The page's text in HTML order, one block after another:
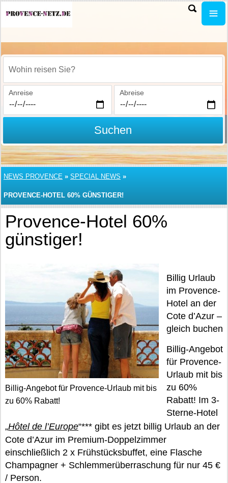
Wohin reisen Sie?
Anreise Abreise
Suchen
NEWS PROVENCE » SPECIAL NEWS »
PROVENCE-HOTEL 60% GÜNSTIGER!
Provence-Hotel 60%
günstiger!
Billig-Angebot für Provence-Urlaub mit bis
zu 60% Rabatt!
Billig Urlaub
im Provence-
Hotel an der
Cote d’Azur –
gleich buchen
Billig-Angebot
für Provence-
Urlaub mit bis
zu 60%
Rabatt! Im 3-
Sterne-Hotel
„Hôtel de l’Europe“*** gibt es jetzt billig Urlaub an der
Cote d’Azur im Premium-Doppelzimmer
einschließlich 2 x Frühstücksbuffet, eine Flasche
Champagner + Schlemmerüberraschung für nur 45 €
/ Person.